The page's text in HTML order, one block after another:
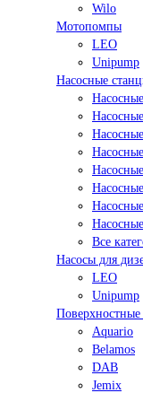
Wilo
Мотопомпы
LEO
Unipump
Насосные
Все
Насосы для
LEO
Unipump
Поверхностные
Aquario
Belamos
DAB
Jemix